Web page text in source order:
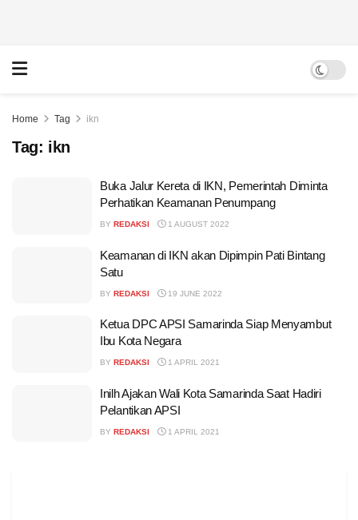
Home Tag ikn
Tag: ikn
Buka Jalur Kereta di IKN, Pemerintah Diminta
Perhatikan Keamanan Penumpang
BY REDAKSI 1 AUGUST 2022
Keamanan di IKN akan Dipimpin Pati Bintang
Satu
BY REDAKSI 19 JUNE 2022
Ketua DPC APSI Samarinda Siap Menyambut
Ibu Kota Negara
BY REDAKSI 1 APRIL 2021
Inilh Ajakan Wali Kota Samarinda Saat Hadiri
Pelantikan APSI
BY REDAKSI 1 APRIL 2021